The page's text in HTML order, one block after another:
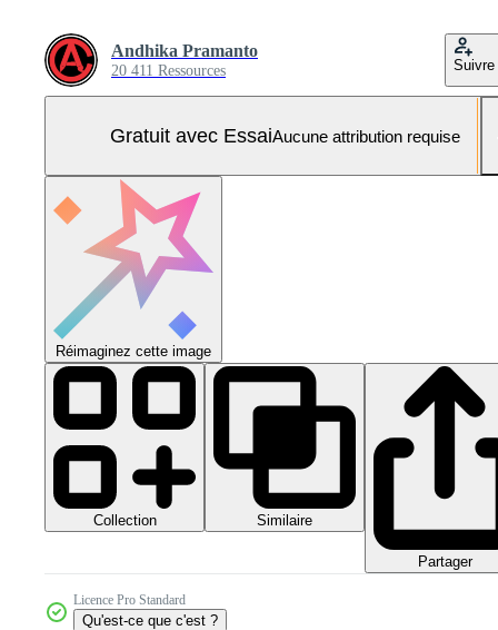
Andhika Pramanto
20 411 Ressources Suivre
Gratuit avec EssaiAucune attribution requise
Réimaginez cette image
Collection Similaire
Partager
Licence Pro Standard
Qu'est-ce que c'est ?